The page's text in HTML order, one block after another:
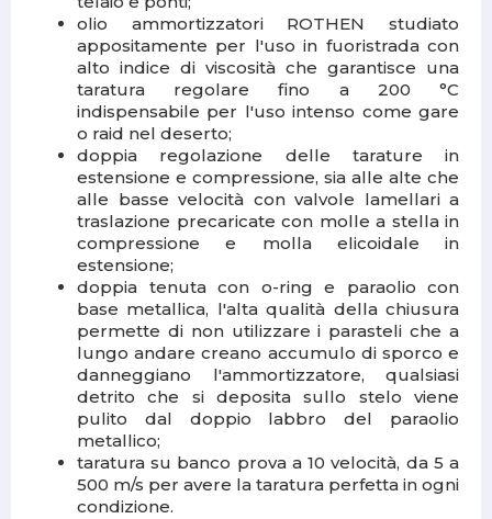
olio ammortizzatori ROTHEN studiato
appositamente per l'uso in fuoristrada con
alto indice di viscosità che garantisce una
taratura regolare fino a 200 °C
indispensabile per l'uso intenso come gare
o raid nel deserto;
doppia regolazione delle tarature in
estensione e compressione, sia alle alte che
alle basse velocità con valvole lamellari a
traslazione precaricate con molle a stella in
compressione e molla elicoidale in
estensione;
doppia tenuta con o-ring e paraolio con
base metallica, l'alta qualità della chiusura
permette di non utilizzare i parasteli che a
lungo andare creano accumulo di sporco e
danneggiano l'ammortizzatore, qualsiasi
detrito che si deposita sullo stelo viene
pulito dal doppio labbro del paraolio
metallico;
taratura su banco prova a 10 velocità, da 5 a
500 m/s per avere la taratura perfetta in ogni
condizione.